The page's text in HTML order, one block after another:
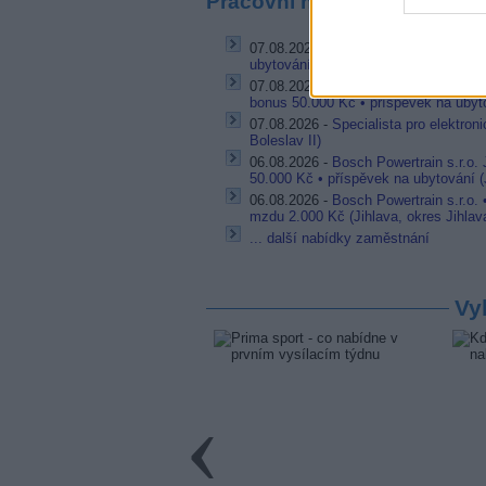
07.08.2026 -
Bosch Powertrain
ubytování (Jihlava, okres Jihlava)
07.08.2026 -
bonus 50.000 Kč • příspěvek na
07.08.2026 - Specialista pro
Boleslav II)
06.08.2026 - Bosch Powertrain s.r.o.
50.000 Kč • příspěvek na ubytování
06.08.2026 - Bosch Powertrain s.r.o.
mzdu 2.000 Kč (Jihlava, okres
... další nabídky zaměstnání